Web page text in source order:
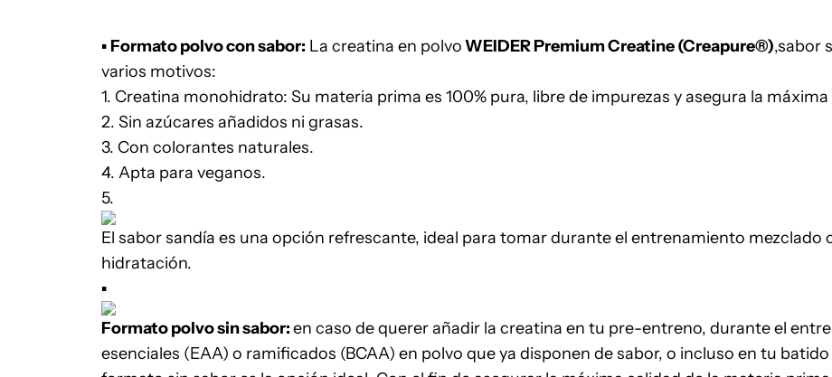
▪Formato polvocon sabor: La creatina en polvoWEIDERPremium Creatine(Creapure®),sabor
varios motivos:
1. Creatina monohidrato: Su materia prima es 100% pura, libre de impurezas y asegura la
2. Sin azúcares añadidos ni grasas.
3. Con colorantes naturales.
4. Apta para veganos.
5.
El sabor sandía es una opción refrescante, ideal para tomar durante el entrenamiento mezclado
hidratación.
▪
Formato polvo sin sabor:en caso de querer añadir la creatina en tu pre-entreno, durante el
esenciales (EAA) o ramificados (BCAA) en polvo que ya disponen de sabor, o incluso en tu